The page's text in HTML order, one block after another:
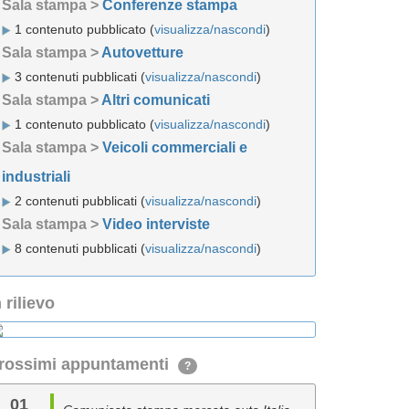
Sala stampa > Conferenze stampa
1 contenuto pubblicato (visualizza/nascondi)
Sala stampa > Autovetture
3 contenuti pubblicati (visualizza/nascondi)
Sala stampa > Altri comunicati
1 contenuto pubblicato (visualizza/nascondi)
Sala stampa > Veicoli commerciali e
industriali
2 contenuti pubblicati (visualizza/nascondi)
Sala stampa > Video interviste
8 contenuti pubblicati (visualizza/nascondi)
rilievo
appuntamenti ?
01